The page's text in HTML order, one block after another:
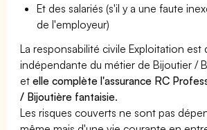
Et des salariés (s'il y a une faute
de l'employeur)
La responsabilité civile Exploitation est
indépendante du métier de Bijoutier /
etelle complète l'assurance RC
/ Bijoutière fantaisie.
Les risques couverts ne sont pas